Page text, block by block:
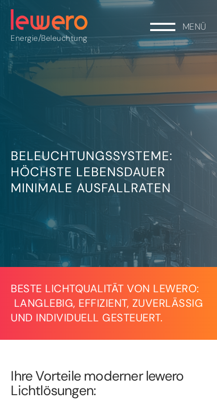
Energie/Beleuchtung
MENÜ
BELEUCHTUNGSSYSTEME:
HÖCHSTE LEBENSDAUER
MINIMALE AUSFALLRATEN
BESTE LICHTQUALITÄT VON LEWERO:
LANGLEBIG, EFFIZIENT, ZUVERLÄSSIG
UND INDIVIDUELL GESTEUERT.
Ihre Vorteile moderner lewero
Lichtlösungen: